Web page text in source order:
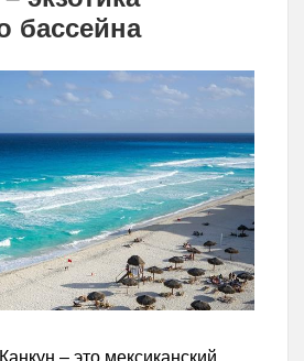
бассейна
– это мексиканский